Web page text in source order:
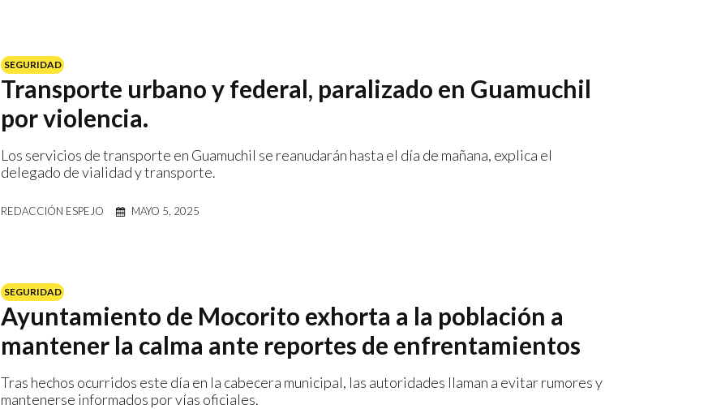
SEGURIDAD
Transporte urbano y federal, paralizado en Guamuchil
por violencia.
Los servicios de transporte en Guamuchil se reanudarán hasta el día de mañana, explica el
delegado de vialidad y transporte.
REDACCIÓN ESPEJO MAYO 5, 2025
SEGURIDAD
Ayuntamiento de Mocorito exhorta a la población a
mantener la calma ante reportes de enfrentamientos
Tras hechos ocurridos este día en la cabecera municipal, las autoridades llaman a evitar rumores y
mantenerse informados por vías oficiales.